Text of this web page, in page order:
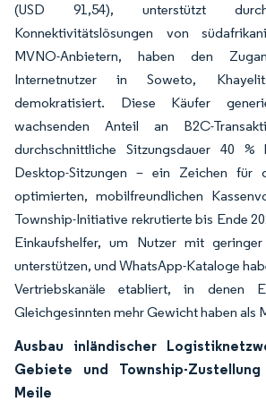
(USD 91,54), unterstützt
Konnektivitätslösungen von
MVNO-Anbietern, haben den
Internetnutzer in Soweto,
demokratisiert. Diese Käufer
wachsenden Anteil an B2C-
durchschnittliche Sitzungsdauer 40
Desktop-Sitzungen – ein Zeichen für
optimierten, mobilfreundlichen
Township-Initiative rekrutierte bis Ende
Einkaufshelfer, um Nutzer mit
unterstützen, und WhatsApp-Kataloge
Vertriebskanäle etabliert, in denen
Gleichgesinnten mehr Gewicht haben als
Ausbau inländischer
Gebiete und Township-
Meile